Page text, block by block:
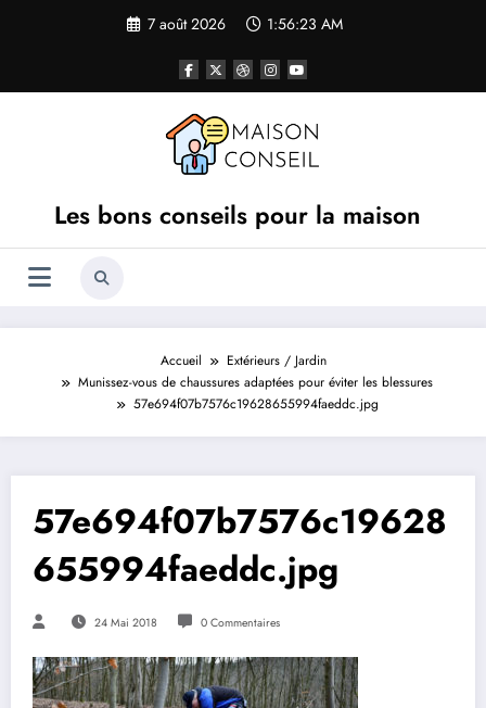
7 août 2026 1:56:23 AM
Les bons conseils pour la maison
Accueil
Extérieurs / Jardin
Munissez-vous de chaussures adaptées pour éviter les blessures
57e694f07b7576c19628655994faeddc.jpg
57e694f07b7576c19628
655994faeddc.jpg
24 Mai 2018 0 Commentaires